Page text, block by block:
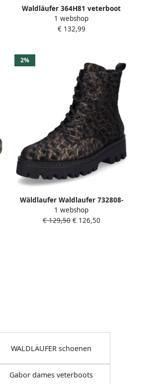
Waldläufer 364H81 veterboot
zwart
1 webshop
€ 132,99
2%
Wäldlaufer Waldlaufer 732808-
146-038 dames veterboots
sportief (7 5) metallic
1 webshop
€ 129,50€ 126,50
WALDLÄUFER schoenen
Gabor dames veterboots